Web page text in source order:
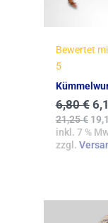
Bewertet
5
6,80€
21,25€
inkl. 7 %
zzgl.